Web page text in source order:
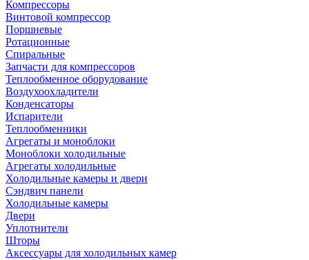
Компрессоры
Винтовой компрессор
Поршневые
Ротационные
Спиральные
Запчасти для компрессоров
Теплообменное оборудование
Воздухоохладители
Конденсаторы
Испарители
Теплообменники
Агрегаты и моноблоки
Моноблоки холодильные
Агрегаты холодильные
Холодильные камеры и двери
Сэндвич панели
Холодильные камеры
Двери
Уплотнители
Шторы
Аксессуары для холодильных камер